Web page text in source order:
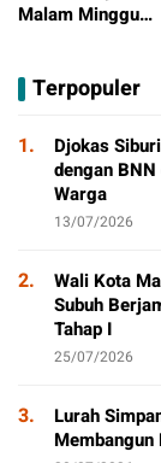
Malam Minggu
Aktivitas Positif
Terpopuler
1.
Djokas
dengan
Warga
13/07/2026
2.
Wali Kota
Subuh
Tahap I
25/07/2026
3.
Lurah